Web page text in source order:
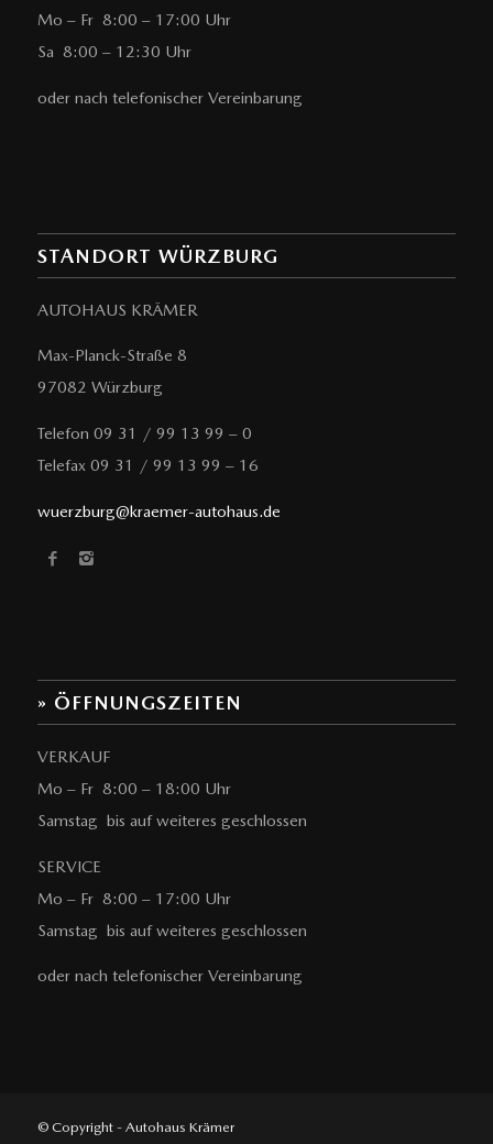
Mo – Fr 8:00 – 17:00 Uhr
Sa 8:00 – 12:30 Uhr
oder nach telefonischer Vereinbarung
STANDORT WÜRZBURG
AUTOHAUS KRÄMER
Max-Planck-Straße 8
97082 Würzburg
Telefon 09 31 / 99 13 99 – 0
Telefax 09 31 / 99 13 99 – 16
wuerzburg@kraemer-autohaus.de
» ÖFFNUNGSZEITEN
VERKAUF
Mo – Fr 8:00 – 18:00 Uhr
Samstag bis auf weiteres geschlossen
SERVICE
Mo – Fr 8:00 – 17:00 Uhr
Samstag bis auf weiteres geschlossen
oder nach telefonischer Vereinbarung
© Copyright - Autohaus Krämer